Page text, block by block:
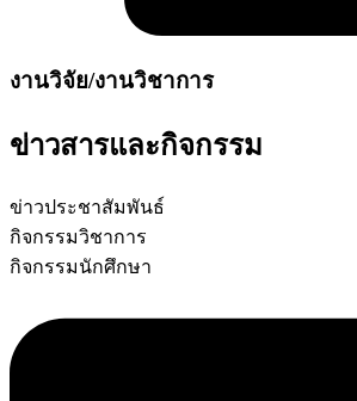
งานวิจัย/งานวิชาการ
ข่าวสารและกิจกรรม
ข่าวประชาสัมพันธ์
กิจกรรมวิชาการ
กิจกรรมนักศึกษา